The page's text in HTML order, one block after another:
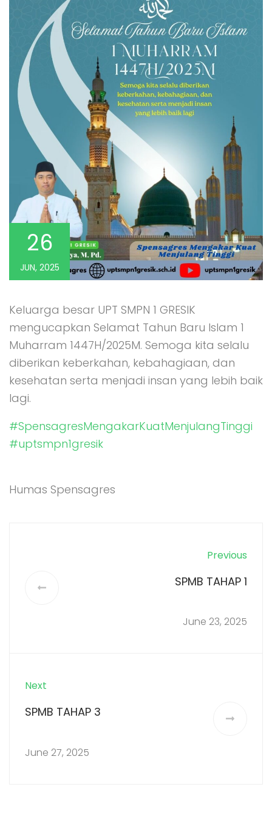
26
JUN, 2025
Keluarga besar UPT SMPN 1 GRESIK
mengucapkan Selamat Tahun Baru Islam 1
Muharram 1447H/2025M. Semoga kita selalu
diberikan keberkahan, kebahagiaan, dan
kesehatan serta menjadi insan yang lebih baik
lagi.
#SpensagresMengakarKuatMenjulangTinggi
#uptsmpn1gresik
Humas Spensagres
Previous
SPMB TAHAP 1
June 23, 2025
Next
SPMB TAHAP 3
June 27, 2025